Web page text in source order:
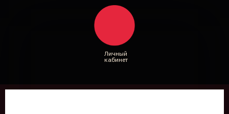
Личный
кабинет